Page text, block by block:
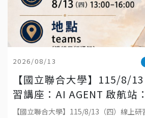
2026/08/13
【國立聯合大學】115/8/
習講座：AI AGENT 啟航站：
ANTIGRAVITY 入門與教學
【國立聯合大學】115/8/13（四）線上